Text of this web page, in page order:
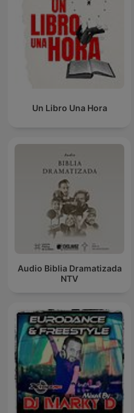
Un Libro Una Hora
Audio Biblia Dramatizada
NTV